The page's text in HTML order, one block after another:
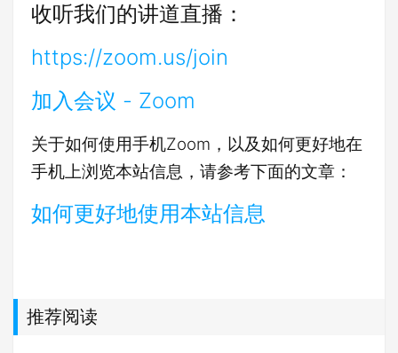
收听我们的讲道直播：
https://zoom.us/join
加入会议 - Zoom
关于如何使用手机Zoom，以及如何更好地在
手机上浏览本站信息，请参考下面的文章：
如何更好地使用本站信息
推荐阅读